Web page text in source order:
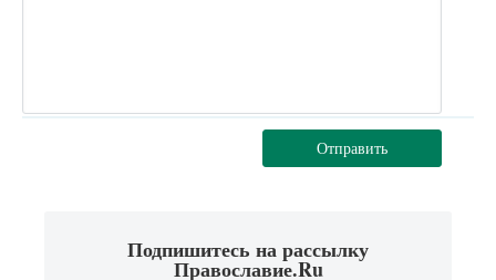
Отправить
Подпишитесь на рассылку
Православие.Ru